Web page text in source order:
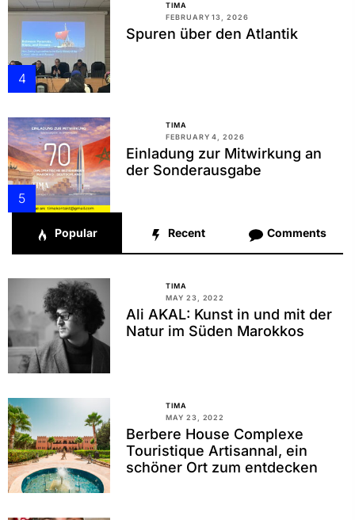
4
TIMA
FEBRUARY 13, 2026
Spuren über den Atlantik
5
TIMA
FEBRUARY 4, 2026
Einladung zur Mitwirkung an
der Sonderausgabe
Popular Recent Comments
TIMA
MAY 23, 2022
Ali AKAL: Kunst in und mit der
Natur im Süden Marokkos
TIMA
MAY 23, 2022
Berbere House Complexe
Touristique Artisannal, ein
schöner Ort zum entdecken